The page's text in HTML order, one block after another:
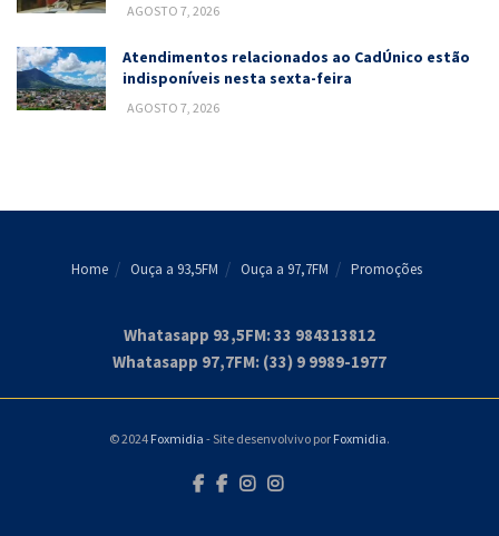
AGOSTO 7, 2026
Atendimentos relacionados ao CadÚnico estão
indisponíveis nesta sexta-feira
AGOSTO 7, 2026
Home Ouça a 93,5FM Ouça a 97,7FM Promoções
Whatasapp 93,5FM: 33 984313812
Whatasapp 97,7FM: (33) 9 9989-1977
© 2024 Foxmidia - Site desenvolvivo por Foxmidia.